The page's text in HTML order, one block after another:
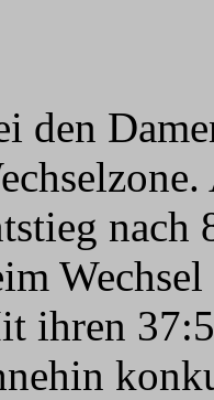
den
nach
ihren